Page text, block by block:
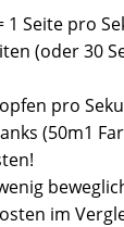
Seite pro
(oder 30
pro
(50m1
im